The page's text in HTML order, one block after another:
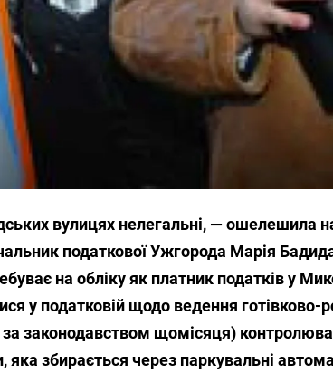
вулицях нелегальні, — ошелешила
податкової Ужгорода Марія
на обліку як платник податків у
у податковій щодо ведення готівково-
законодавством щомісяця)
яка збирається через паркувальні